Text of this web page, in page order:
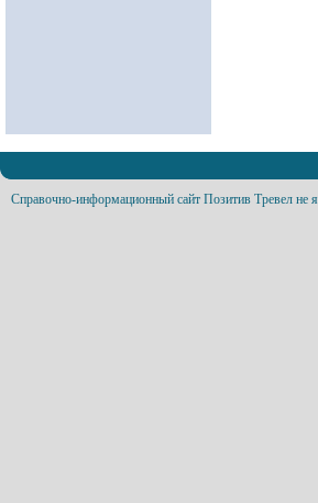
Справочно-информационный сайт Позитив Тревел не